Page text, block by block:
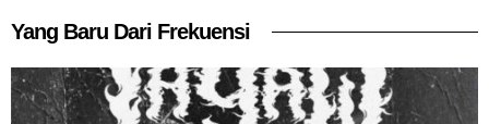
Yang Baru Dari Frekuensi